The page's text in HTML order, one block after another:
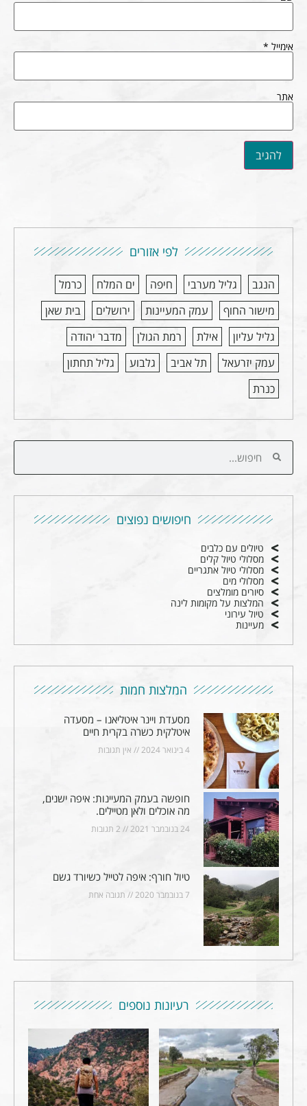
אימייל *
אתר
לפי אזורים
הנגב גליל מערבי חיפה ים המלח
כרמל
מישור החוף
עמק המעיינות ירושלים
בית שאן
גליל עליון
אילת רמת הגולן
מדבר יהודה
עמק יזרעאל
תל אביב גלבוע
גליל תחתון
כנרת
חיפושים נפוצים
טיולים עם כלבים
מסלולי טיול קלים
מסלולי טיול אתגריים
מסלולי מים
סיורים מומלצים
המלצות על מקומות לינה
טיול עירוני
מעיינות
המלצות חמות
מסעדת ויינר איטליאנו – מסעדה
איטלקית כשרה בקרית חיים
4 בינואר 2024 אין תגובות
חופשה בעמק המעיינות: איפה ישנים,
מה אוכלים ולאן מטיילים.
24 בנובמבר 2021 2 תגובות
טיול חורף: איפה לטייל כשיורד גשם
7 בנובמבר 2020 תגובה אחת
רעיונות נוספים